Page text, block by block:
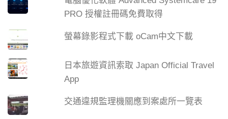
PRO 授權註冊碼免費取得
螢幕錄影程式下載 oCam中文下載
日本旅遊資訊索取 Japan Official Travel
App
交通違規監理機關應到案處所一覽表